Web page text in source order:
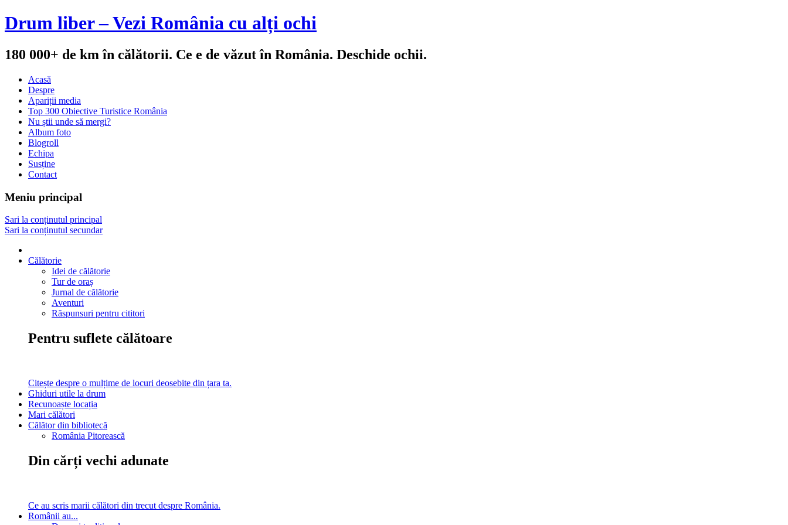
Drum liber – Vezi România cu alți ochi
180 000+ de km în călătorii. Ce e de văzut în România. Deschide ochii.
Acasă
Despre
Apariții media
Top 300 Obiective Turistice România
Nu știi unde să mergi?
Album foto
Blogroll
Echipa
Susține
Contact
Meniu principal
Sari la conținutul principal
Sari la conținutul secundar
Călătorie
Idei de călătorie
Tur de oraș
Jurnal de călătorie
Aventuri
Răspunsuri pentru cititori
Pentru suflete călătoare
Citește despre o mulțime de locuri deosebite din țara ta.
Ghiduri utile la drum
Recunoaște locația
Mari călători
Călător din bibliotecă
România Pitorească
Din cărți vechi adunate
Ce au scris marii călători din trecut despre România.
Românii au...